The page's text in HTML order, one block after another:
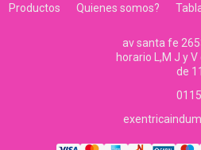
Productos Quienes somos?
av santa fe
horario L,M J y
de